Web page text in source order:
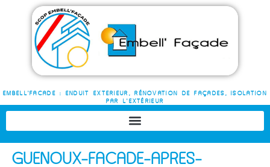
EMBELL'FACADE : ENDUIT EXTERIEUR, RÉNOVATION DE FAÇADES, ISOLATION
PAR L'EXTÉRIEUR
GUENOUX-FACADE-APRES-